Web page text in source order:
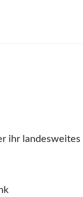
ihr landesweites